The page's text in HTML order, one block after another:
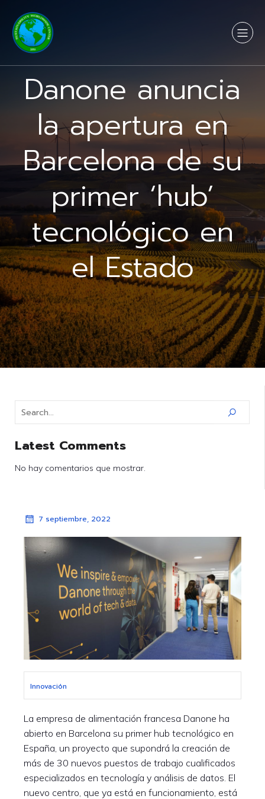
Danone anuncia
la apertura en
Barcelona de su
primer ‘hub’
tecnológico en
el Estado
Latest Comments
No hay comentarios que mostrar.
7 septiembre, 2022
Innovación
La empresa de alimentación francesa Danone ha
abierto en Barcelona su primer hub tecnológico en
España, un proyecto que supondrá la creación de
más de 30 nuevos puestos de trabajo cualificados
especializados en tecnología y análisis de datos. El
nuevo centro, que ya está en funcionamiento, está